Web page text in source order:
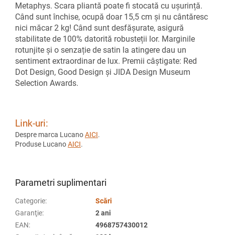
Metaphys. Scara pliantă poate fi stocată cu ușurință.
Când sunt închise, ocupă doar 15,5 cm și nu cântăresc
nici măcar 2 kg! Când sunt desfășurate, asigură
stabilitate de 100% datorită robusteții lor. Marginile
rotunjite și o senzație de satin la atingere dau un
sentiment extraordinar de lux. Premii câștigate: Red
Dot Design, Good Design și JIDA Design Museum
Selection Awards.
Link-uri:
Despre marca LucanoAICI.
Produse LucanoAICI.
Parametri suplimentari
Categorie:
Scări
Garanţie:
2 ani
EAN:
4968757430012